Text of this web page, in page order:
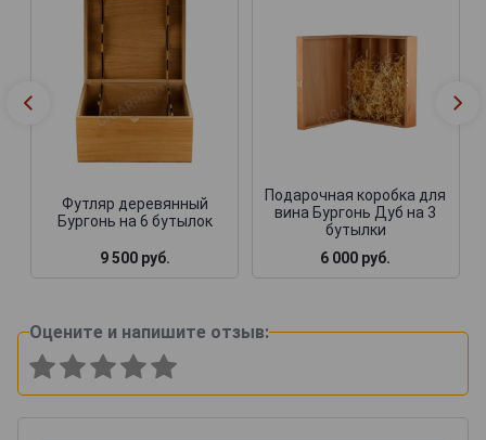
Футляр деревянный
Бургонь на 6 бутылок
9 500 руб.
Подарочная коробка для
вина Бургонь Дуб на 3
бутылки
6 000 руб.
Оцените и напишите отзыв: